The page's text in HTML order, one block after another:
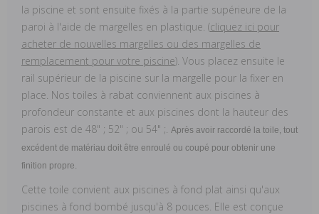
la piscine et sont ensuite fixés à la partie supérieure de la
paroi à l'aide de margelles en plastique. (cliquez ici pour
acheter de nouvelles margelles ou des margelles de
remplacement pour votre piscine). Vous placez ensuite le
rail supérieur de la piscine sur la margelle pour la fixer en
place. Nos toiles à rabat conviennent aux piscines à
profondeur constante et aux piscines dont la hauteur des
parois est de 48" ; 52" ; ou 54" ;. Après avoir raccordé la toile, tout
excédent de matériau doit être enroulé ou coupé pour obtenir une
finition propre.
Cette toile convient aux piscines à fond plat ainsi qu'aux
piscines à fond bombé jusqu'à 8 pouces. Elle est conçue